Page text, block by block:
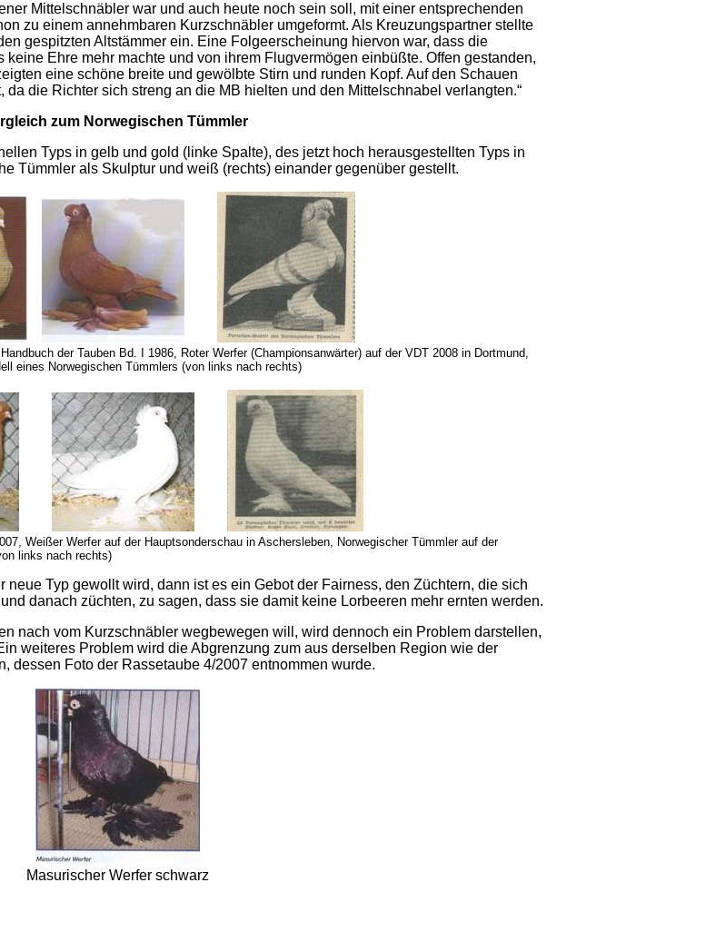
Mittelschnäbler war und auch heute noch sein soll, mit einer entsprechenden
zu einem annehmbaren Kurzschnäbler umgeformt. Als Kreuzungspartner stellte
gespitzten Altstämmer ein. Eine Folgeerscheinung hiervon war, dass die
Ehre mehr machte und von ihrem Flugvermögen einbüßte. Offen gestanden,
eine schöne breite und gewölbte Stirn und runden Kopf. Auf den Schauen
die Richter sich streng an die MB hielten und den Mittelschnabel verlangten.“
zum Norwegischen Tümmler
Typs in gelb und gold (linke Spalte), des jetzt hoch herausgestellten Typs in
Tümmler als Skulptur und weiß (rechts) einander gegenüber gestellt.
der Tauben Bd. I 1986, Roter Werfer (Championsanwärter) auf der VDT 2008 in Dortmund,
eines Norwegischen Tümmlers (von links nach rechts)
Weißer Werfer auf der Hauptsonderschau in Aschersleben, Norwegischer Tümmler auf der
links nach rechts)
Typ gewollt wird, dann ist es ein Gebot der Fairness, den Züchtern, die sich
danach züchten, zu sagen, dass sie damit keine Lorbeeren mehr ernten werden.
nach vom Kurzschnäbler wegbewegen will, wird dennoch ein Problem darstellen,
weiteres Problem wird die Abgrenzung zum aus derselben Region wie der
dessen Foto der Rassetaube 4/2007 entnommen wurde.
Masurischer Werfer schwarz